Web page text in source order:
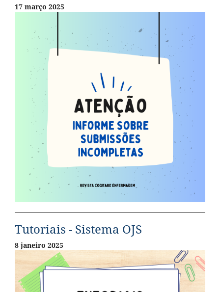
17 março 2025
Tutoriais - Sistema OJS
8 janeiro 2025